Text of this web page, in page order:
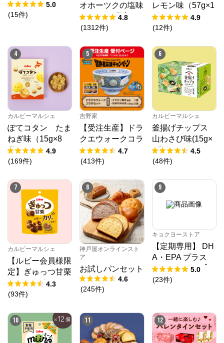
5.0
(15件)
オホーツクの塩味
（18g×10袋入）
4.8
(1312件)
レモン味（57g×1
2個）
4.9
(12件)
4
カルビーマルシェ
ぽてコタン たま
ねぎ味（15g×8
袋）
4.9
(169件)
5
吉野家
【受注生産】ドラ
クエウォークコラ
ボセット
4.7
(413件)
6
カルビーマルシェ
釜揚げチップス
山わさび味(15g×
8袋)
4.5
(48件)
7
カルビーマルシェ
【ルビー会員様限
定】ぎゅっつ甘栗
（26g×12個）
4.3
(93件)
8
神戸屋オンラインスト
ア
お試しパンセット
4.6
(245件)
9
キョクヨーストア
【定期専用】 DH
A・EPA プラス
クリルオイル【1
0%OFF】
5.0
(23件)
10 11 12